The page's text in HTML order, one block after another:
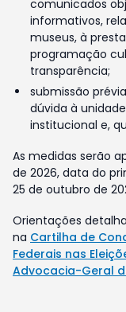
comunicados
informativos,
museus, à
programação
transparência;
submissão
dúvida à
institucional e,
As medidas serão
de 2026, data do
25 de outubro de
Orientações
na Cartilha de
Federais nas
Advocacia-Geral